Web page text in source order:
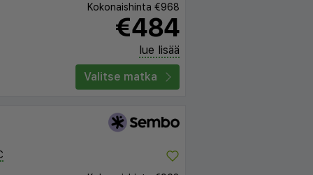
Kokonaishinta €968
€484
lue lisää
Valitse matka